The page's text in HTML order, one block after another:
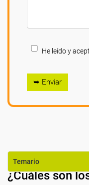
He leído y
➥ Enviar
Temario
¿Cuáles son